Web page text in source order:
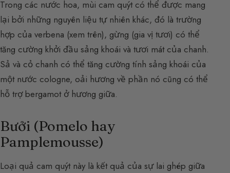
Trong các nước hoa, mùi cam quýt có thể được mang
lại bởi những nguyên liệu tự nhiên khác, đó là trường
hợp của verbena (xem trên), gừng (gia vị tươi) có thể
tăng cường khởi đầu sảng khoái và tươi mát của chanh.
Sả và cỏ chanh có thể tăng cường tính sảng khoái của
một nước cologne, oải hương về phần nó cũng có thể
hỗ trợ bergamot ở hương giữa.
Bưởi (Pomelo hay
Pamplemousse)
Loại quả cam quýt này là kết quả của sự lai ghép giữa